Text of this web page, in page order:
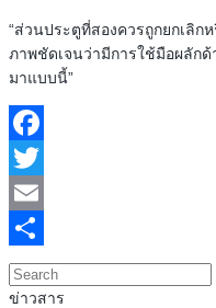
“ส่วนประตูที่สองควรถูกยกเลิ
ภาพชัดเจนว่ามีการใช้มือผลัก
มาแบบนี้”
Facebook
Twitter
Email
Share
ข่าวสาร